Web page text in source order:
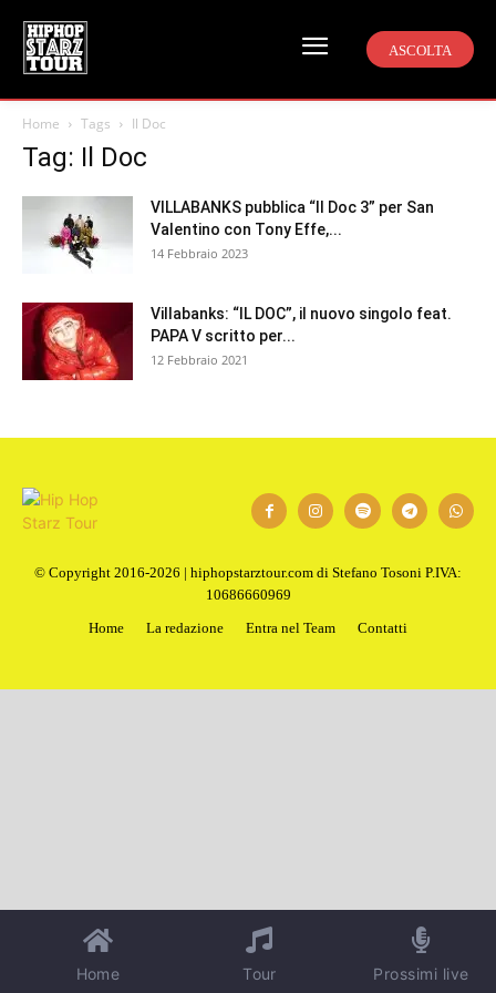
ASCOLTA
Home Tags Il Doc
Tag: Il Doc
VILLABANKS pubblica “Il Doc 3” per San
Valentino con Tony Effe,...
14 Febbraio 2023
Villabanks: “IL DOC”, il nuovo singolo feat.
PAPA V scritto per...
12 Febbraio 2021
© Copyright 2016-2026 | hiphopstarztour.com di Stefano Tosoni P.IVA:
10686660969
Home
La redazione Entra nel Team Contatti
Home Tour Prossimi live